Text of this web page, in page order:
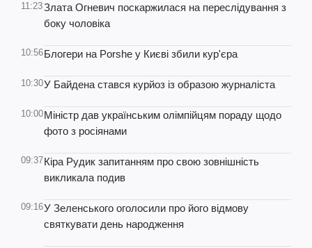
11:23Злата Огневич поскаржилася на переслідування з
боку чоловіка
10:56Блогери на Porshe у Києві збили кур'єра
10:30У Байдена стався курйоз із образою журналіста
10:00Міністр дав українським олімпійцям пораду щодо
фото з росіянами
09:37Кіра Рудик запитанням про свою зовнішність
викликала подив
09:16У Зеленського оголосили про його відмову
святкувати день народження